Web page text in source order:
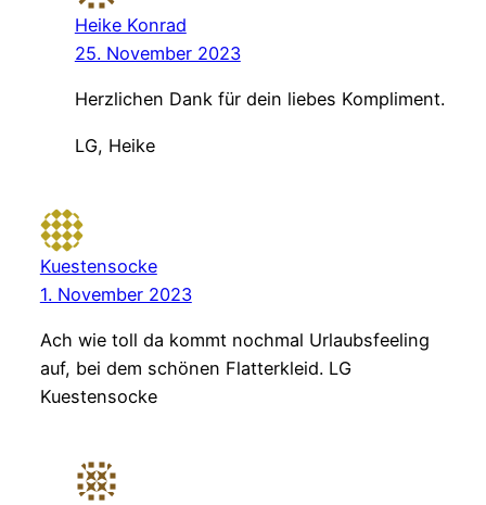
Heike Konrad
25. November 2023
Herzlichen Dank für dein liebes Kompliment.
LG, Heike
Kuestensocke
1. November 2023
Ach wie toll da kommt nochmal Urlaubsfeeling
auf, bei dem schönen Flatterkleid. LG
Kuestensocke